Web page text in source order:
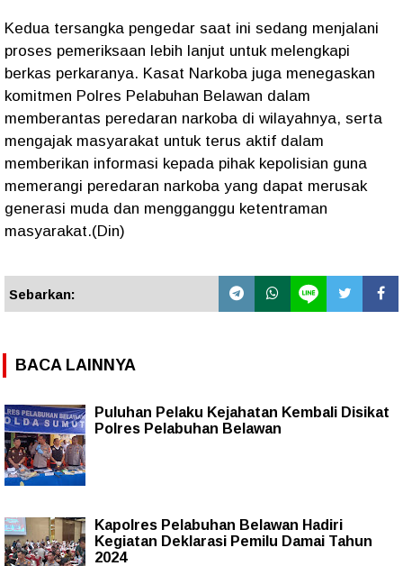
Kedua tersangka pengedar saat ini sedang menjalani
proses pemeriksaan lebih lanjut untuk melengkapi
berkas perkaranya. Kasat Narkoba juga menegaskan
komitmen Polres Pelabuhan Belawan dalam
memberantas peredaran narkoba di wilayahnya, serta
mengajak masyarakat untuk terus aktif dalam
memberikan informasi kepada pihak kepolisian guna
memerangi peredaran narkoba yang dapat merusak
generasi muda dan mengganggu ketentraman
masyarakat.(Din)
Sebarkan:
BACA LAINNYA
Puluhan Pelaku Kejahatan Kembali Disikat
Polres Pelabuhan Belawan
Kapolres Pelabuhan Belawan Hadiri
Kegiatan Deklarasi Pemilu Damai Tahun
2024